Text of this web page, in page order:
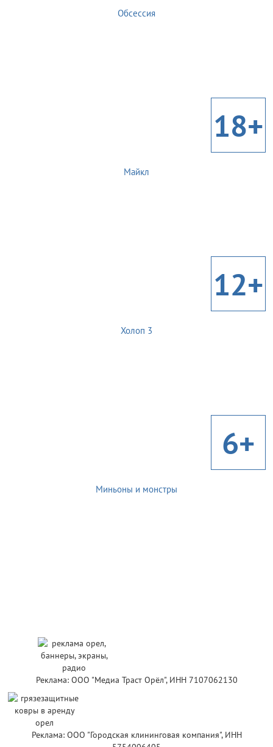
Обсессия
18+
Майкл
12+
Холоп 3
6+
Миньоны и монстры
Реклама: ООО "Медиа Траст Орёл", ИНН 7107062130
Реклама: ООО "Городская клининговая компания", ИНН